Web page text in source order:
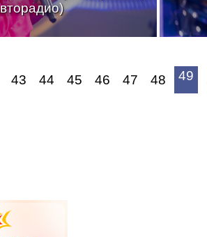
43 44 45 46 47 48 49